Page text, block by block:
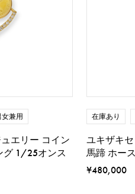
女兼用
エリー コイン
グ 1/25オンス
在庫あり
ユキザキ
馬蹄 ホー
¥480,000